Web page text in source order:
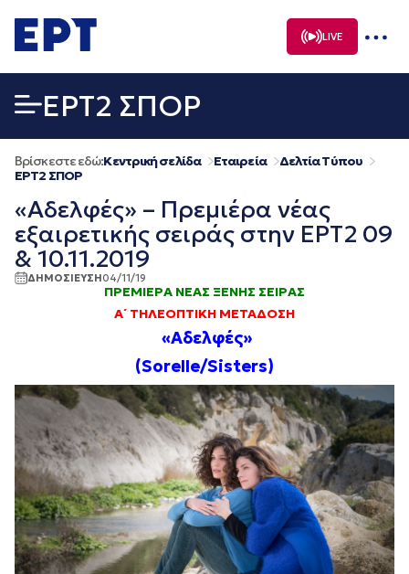
σε
περιεχόμενο
LIVE
EΡΤ2 ΣΠΟΡ
Βρίσκεστε εδώ:Κεντρική σελίδα Εταιρεία
Δελτία Τύπου
EΡΤ2 ΣΠΟΡ
«Αδελφές» – Πρεμιέρα νέας
εξαιρετικής σειράς στην ΕΡΤ2 09
& 10.11.2019
ΔΗΜΟΣΙΕΥΣΗ04/11/19
ΠΡΕΜΙΕΡΑ ΝΕΑΣ ΞΕΝΗΣ ΣΕΙΡΑΣ
A΄ ΤΗΛΕΟΠΤΙΚΗ ΜΕΤΑΔΟΣΗ
«Αδελφές»
(Sorelle/Sisters)